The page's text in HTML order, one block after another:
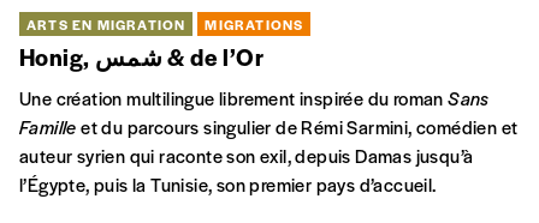
ARTS EN MIGRATION MIGRATIONS
Honig, شمس & de l’Or
Une création multilingue librement inspirée du romanSans
Familleet du parcours singulier de Rémi Sarmini, comédien et
auteur syrien qui raconte son exil, depuis Damas jusqu’à
l’Égypte, puis la Tunisie, son premier pays d’accueil.